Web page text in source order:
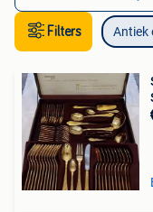
Filters Antiek